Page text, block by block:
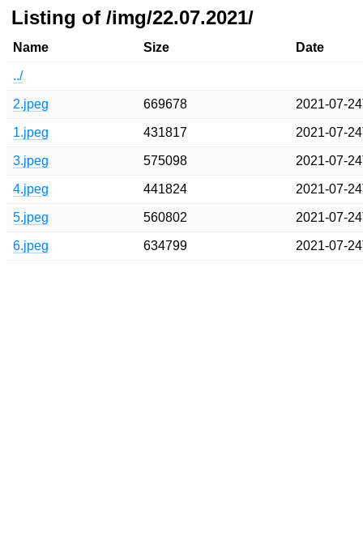
Listing of /img/22.07.2021/
Name Size Date
../
2.jpeg 669678 2021-07-
1.jpeg 431817 2021-07-
3.jpeg 575098 2021-07-
4.jpeg 441824 2021-07-
5.jpeg 560802 2021-07-
6.jpeg 634799 2021-07-